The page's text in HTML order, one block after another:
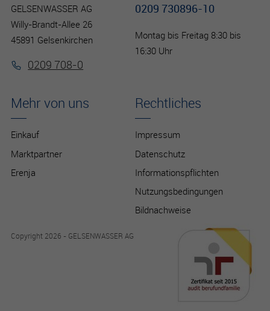
Mehr von uns
Einkauf
Marktpartner
Erenja
Rechtliches
Impressum
Datenschutz
Informationspflichten
Nutzungsbedingungen
Bildnachweise
0209 730896-10
Montag bis Freitag 8:30 bis
16:30 Uhr
GELSENWASSER AG
Willy-Brandt-Allee 26
45891 Gelsenkirchen
0209 708-0
Copyright 2026 - GELSENWASSER AG